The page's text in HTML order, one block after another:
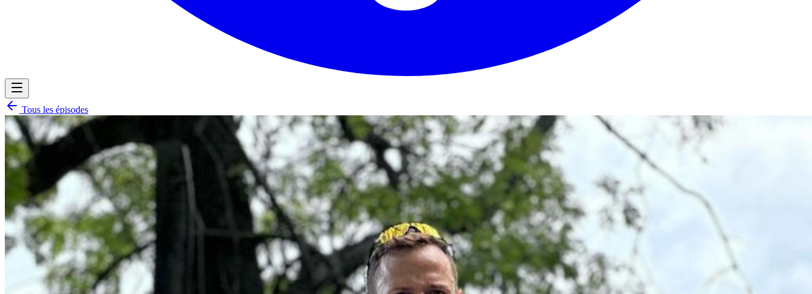
Tous les épisodes